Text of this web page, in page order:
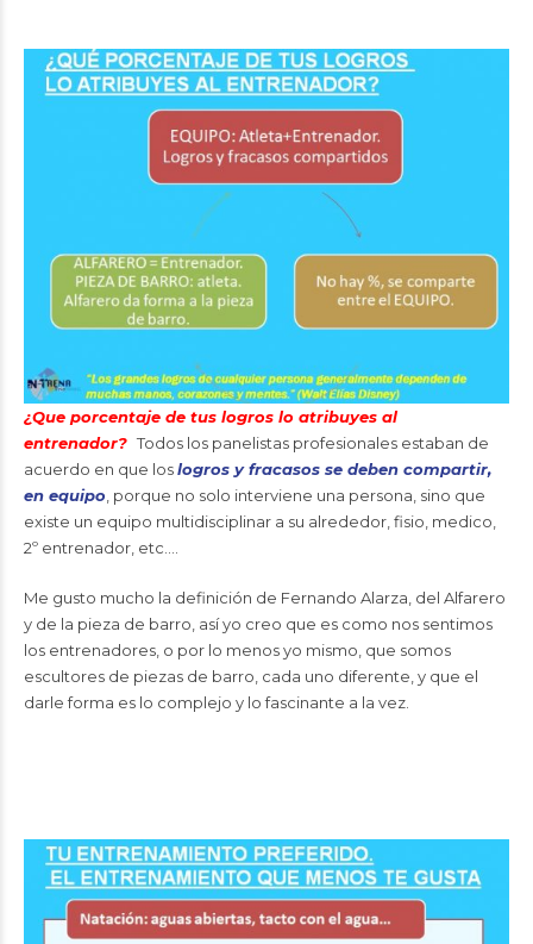
¿Que porcentaje de tus logros lo atribuyes al
entrenador? Todos los panelistas profesionales estaban de
acuerdo en que loslogros y fracasos se deben compartir,
en equipo , porque no solo interviene una persona, sino que
existe un equipo multidisciplinar a su alrededor, fisio, medico,
2º entrenador, etc….
Me gusto mucho la definición de Fernando Alarza, del Alfarero
y de la pieza de barro, así yo creo que es como nos sentimos
los entrenadores, o por lo menos yo mismo, que somos
escultores de piezas de barro, cada uno diferente, y que el
darle forma es lo complejo y lo fascinante a la vez.